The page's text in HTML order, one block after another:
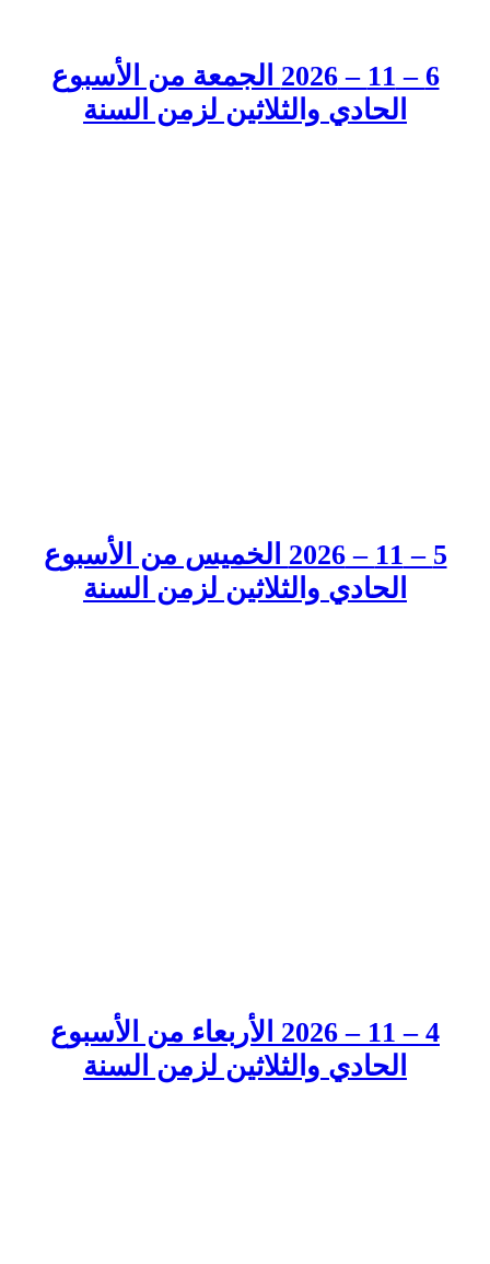
6 – 11 – 2026 الجمعة من الأسبوع
الحادي والثلاثين لزمن السنة
5 – 11 – 2026 الخميس من الأسبوع
الحادي والثلاثين لزمن السنة
4 – 11 – 2026 الأربعاء من الأسبوع
الحادي والثلاثين لزمن السنة